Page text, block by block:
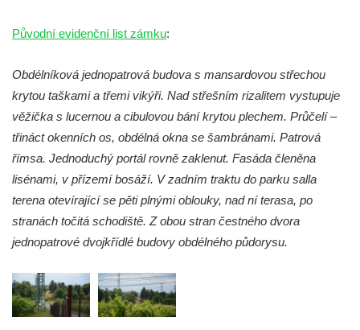
Původní evidenční list zámku:
Obdélníková jednopatrová budova s mansardovou střechou
krytou taškami a třemi vikýři. Nad střešním rizalitem vystupuje
věžička s lucernou a cibulovou bání krytou plechem. Průčelí –
třináct okenních os, obdélná okna se šambránami. Patrová
římsa. Jednoduchý portál rovně zaklenut. Fasáda členěna
lisénami, v přízemí bosáží. V zadním traktu do parku salla
terena otevírající se pěti plnými oblouky, nad ní terasa, po
stranách točitá schodiště. Z obou stran čestného dvora
jednopatrové dvojkřídlé budovy obdélného půdorysu.